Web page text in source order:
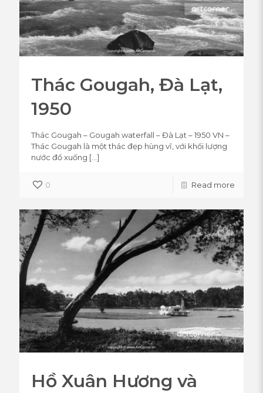
Thác Gougah, Đà Lạt,
1950
Thác Gougah – Gougah waterfall – Đà Lạt – 1950 VN –
Thác Gougah là một thác đẹp hùng vĩ, với khối lượng
nước đổ xuống […]
0 Read more
Hồ Xuân Hương và